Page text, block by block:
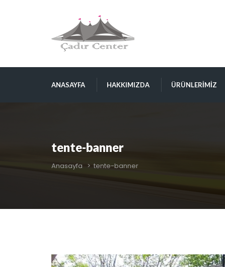
ANASAYFA HAKKIMIZDA ÜRÜNLERIMIZ
tente-banner
Anasayfa > tente-banner